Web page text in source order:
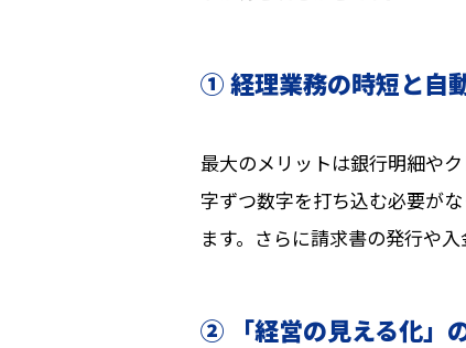
① 経理業務の時短と自
最大のメリットは銀行明細や
字ずつ数字を打ち込む必要が
ます。さらに請求書の発行や
② 「経営の見える化」